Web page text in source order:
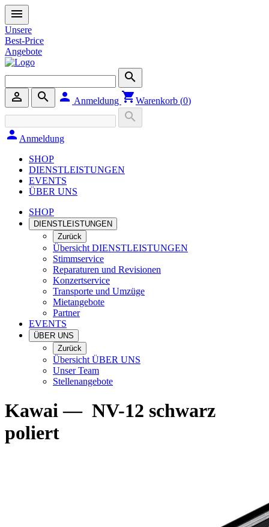
menu
Unsere
Best-Price
Angebote
search
person_outline
search person Anmeldung shopping_cartWarenkorb (0)
search
person Anmeldung
SHOP
DIENSTLEISTUNGEN
EVENTS
ÜBER UNS
SHOP
DIENSTLEISTUNGEN
Zurück
Übersicht DIENSTLEISTUNGEN
Stimmservice
Reparaturen und Revisionen
Konzertservice
Transporte und Umzüge
Mietangebote
Partner
EVENTS
ÜBER UNS
Zurück
Übersicht ÜBER UNS
Unser Team
Stellenangebote
Kawai— NV-12 schwarz
poliert